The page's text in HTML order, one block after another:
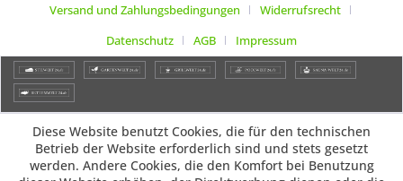
Versand und Zahlungsbedingungen
Widerrufsrecht
Datenschutz
AGB Impressum
Diese Website benutzt Cookies, die für den technischen
Betrieb der Website erforderlich sind und stets gesetzt
werden. Andere Cookies, die den Komfort bei Benutzung